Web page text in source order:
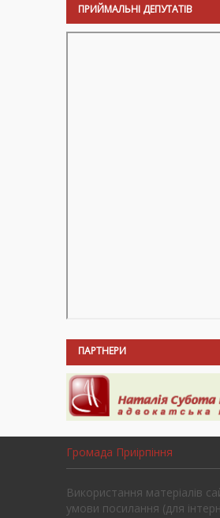
ПРИЙМАЛЬНІ ДЕПУТАТІВ
ПАРТНЕРИ
Громада Приірпіння
Використання матеріалів
умови посилання (для